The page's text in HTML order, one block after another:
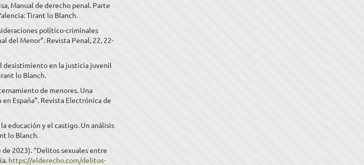
Manual de derecho penal. Parte
Tirant lo Blanch.
político-criminales
del Menor”. Revista Penal, 22, 22-
desistimiento en la justicia juvenil
lo Blanch.
de menores. Una
España”. Revista Electrónica de
educación y el castigo. Un análisis
lo Blanch.
2023). “Delitos sexuales entre
https://elderecho.com/delitos-